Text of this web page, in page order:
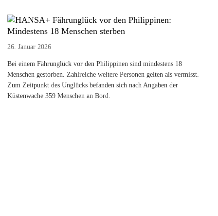
Fährunglück vor den Philippinen:
Mindestens 18 Menschen sterben
26. Januar 2026
Bei einem Fährunglück vor den Philippinen sind mindestens 18
Menschen gestorben. Zahlreiche weitere Personen gelten als vermisst.
Zum Zeitpunkt des Unglücks befanden sich nach Angaben der
Küstenwache 359 Menschen an Bord.